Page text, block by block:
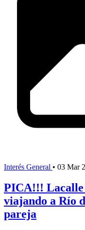
Interés General • 03 Mar
PICA!!! Lacalle
viajando a Río
pareja